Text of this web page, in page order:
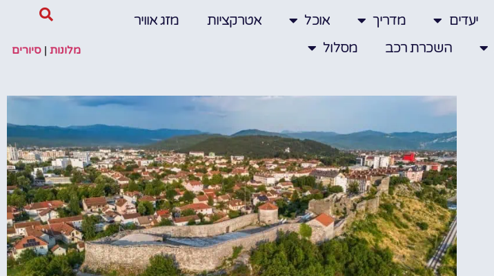
יעדים מדריך אוכל אטרקציות
מזג אוויר
השכרת רכב מסלול מלונות | סיורים